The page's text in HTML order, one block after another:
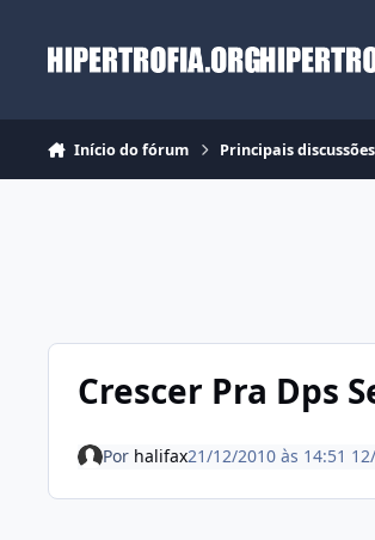
Início do fórum Principais discussões
Crescer Pra Dps
Por halifax21/12/2010 às 14:51